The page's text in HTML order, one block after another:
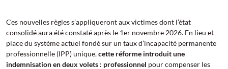
Ces nouvelles règles s’appliqueront aux victimes dont l’état
consolidé aura été constaté après le 1er novembre 2026. En lieu et
place du système actuel fondé sur un taux d’incapacité permanente
professionnelle (IPP) unique,cette réforme introduit une
indemnisation en deux volets : professionnel pour compenser les